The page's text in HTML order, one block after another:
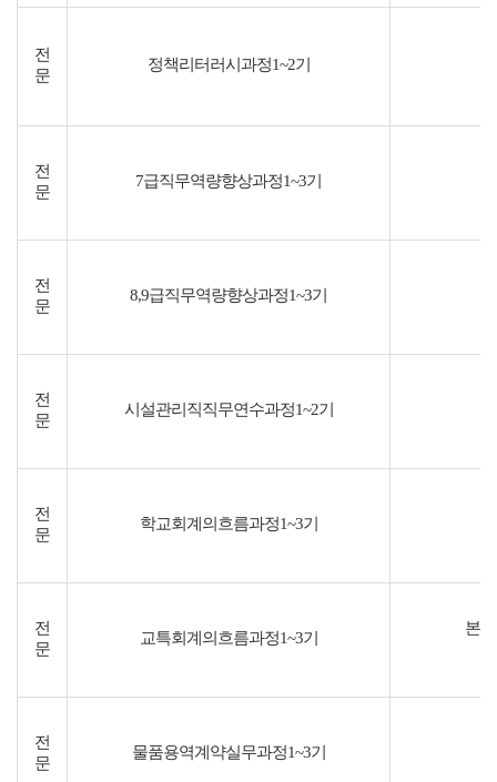
전
문
정책리터러시과정1~2기
전
문
7급직무역량향상과정1~3기
전
문
8,9급직무역량향상과정1~3기
전
문
시설관리직직무연수과정1~2기
전
문
학교회계의흐름과정1~3기
전
문
교특회계의흐름과정1~3기
본
전
문
물품용역계약실무과정1~3기